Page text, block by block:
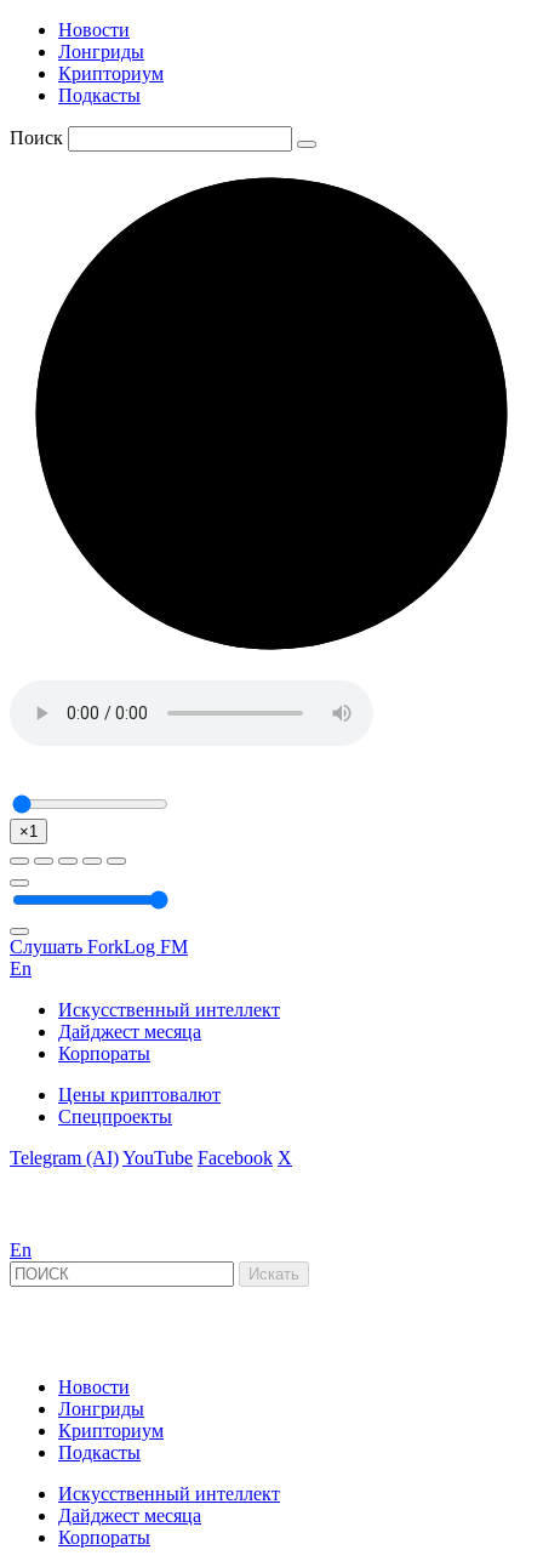
Новости
Лонгриды
Крипториум
Подкасты
Поиск
×1
Слушать ForkLog FM
En
Искусственный интеллект
Дайджест месяца
Корпораты
Цены криптовалют
Спецпроекты
Telegram (AI)YouTube Facebook X
En
Новости
Лонгриды
Крипториум
Подкасты
Искусственный интеллект
Дайджест месяца
Корпораты